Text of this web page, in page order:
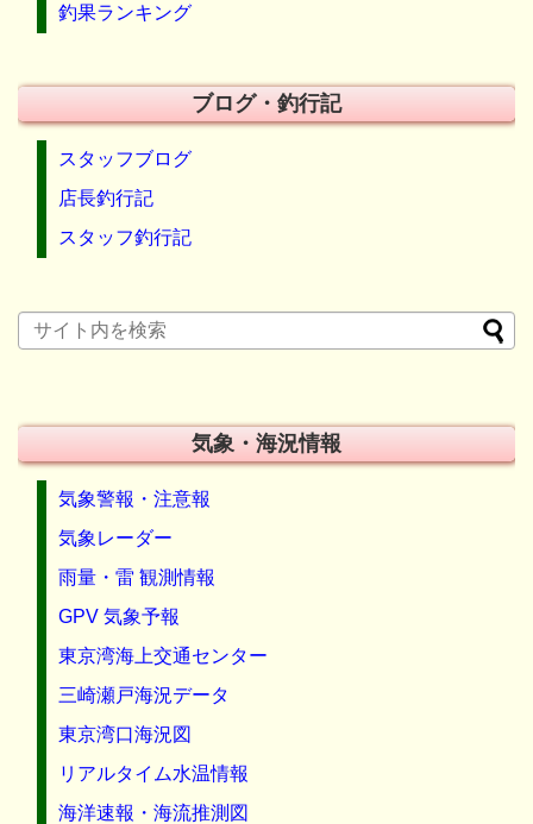
釣果ランキング
ブログ・釣行記
スタッフブログ
店長釣行記
スタッフ釣行記
気象・海況情報
気象警報・注意報
気象レーダー
雨量・雷 観測情報
GPV 気象予報
東京湾海上交通センター
三崎瀬戸海況データ
東京湾口海況図
リアルタイム水温情報
海洋速報・海流推測図